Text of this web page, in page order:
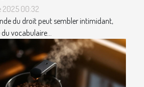
2025 00:32
du droit peut sembler intimidant,
vocabulaire...